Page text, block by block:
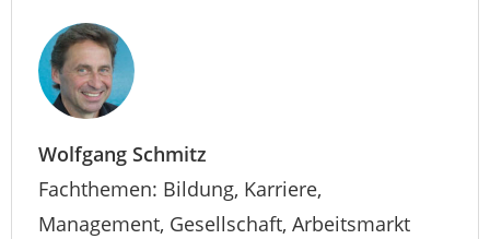
Wolfgang Schmitz
Fachthemen: Bildung, Karriere,
Management, Gesellschaft, Arbeitsmarkt